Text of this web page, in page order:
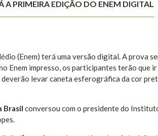
A PRIMEIRA EDIÇÃO DO ENEM DIGITAL
(Enem) terá uma versão digital. A prova
Enem impresso, os participantes terão que
levar caneta esferográfica da cor
Brasil conversou com o presidente do